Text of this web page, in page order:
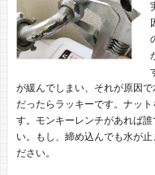
が緩んでしまい、それが原因
だったらラッキーです。ナッ
す。モンキーレンチがあれば
い。もし、締め込んでも水が
ださい。